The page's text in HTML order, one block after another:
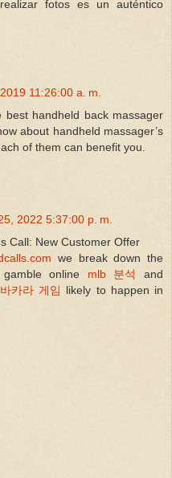
fotos es un auténtico
11:26:00 a. m.
best handheld back massager
about handheld massager’s
of them can benefit you.
2022 5:37:00 p. m.
Call: New Customer Offer
we break down the
gamble online mlb 분석
and
바카라 게임 likely to happen in